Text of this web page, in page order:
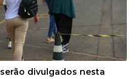
divulgados nesta